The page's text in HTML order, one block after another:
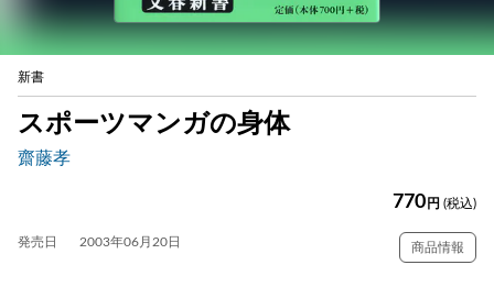
新書
スポーツマンガの身体
齋藤孝
770 円 (税込)
発売日 2003年06月20日 商品情報